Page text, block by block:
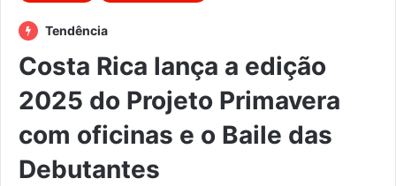
Tendência
Costa Rica lança a edição
2025 do Projeto Primavera
com oficinas e o Baile das
Debutantes